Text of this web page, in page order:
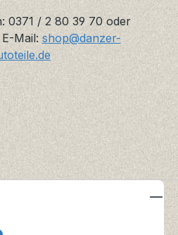
0371 / 2 80 39 70 oder
Mail:shop@danzer-